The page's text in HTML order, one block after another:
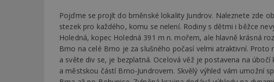
Pojďme se projít do brněnské lokality Jundrov. Naleznete zde
stezek pro každého, komu se nelení. Rodiny s dětmi i běžce
Holedná, kopec Holedná 391 m n. mořem, ale hlavně krásná
Brno na celé Brno je za slušného počasí velmi atraktivní. Proto
a světe div se, je bezplatná. Ocelová věž je postavena na
a městskou částí Brno-Jundrovem. Skvělý výhled vám umožní